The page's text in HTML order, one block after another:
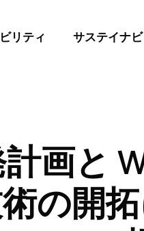
リティ サステイナ
画と
の開